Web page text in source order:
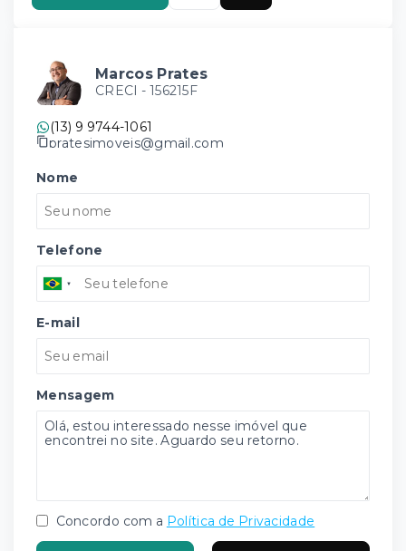
Marcos Prates
CRECI - 156215F
(13) 9 9744-1061
pratesimoveis@gmail.com
Nome
Telefone
E-mail
Mensagem
Concordo com a Política de Privacidade